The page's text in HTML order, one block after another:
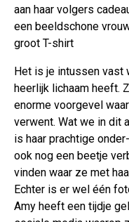
aan haar volgers
een beeldschone
groot T-shirt
Het is je intussen vast
heerlijk lichaam heeft.
enorme voorgevel
verwent. Wat we in dit
is haar prachtige
ook nog een beetje
vinden waar ze met
Echter is er wel één
Amy heeft een tijdje